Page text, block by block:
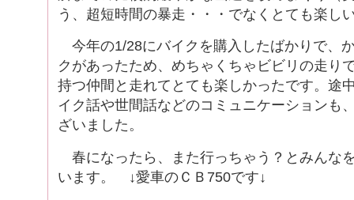
う、超短時間の暴走・・・でなくとても楽し
今年の1/28にバイクを購入したばかりで、
クがあったため、めちゃくちゃビビリの走り
持つ仲間と走れてとても楽しかったです。途
イク話や世間話などのコミュニケーションも
ざいました。
春になったら、また行っちゃう？とみんな
います。 ↓愛車のＣＢ750です↓